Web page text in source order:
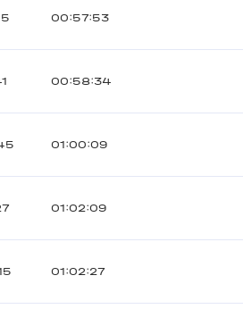
00:57:53
00:58:34
01:00:09
01:02:09
01:02:27